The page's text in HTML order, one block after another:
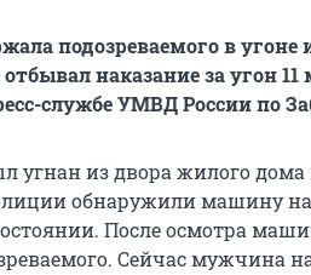
подозреваемого в
наказание за угон
службе УМВД России по
угнан из двора жилого дома
обнаружили машину
После осмотра
Сейчас мужчина